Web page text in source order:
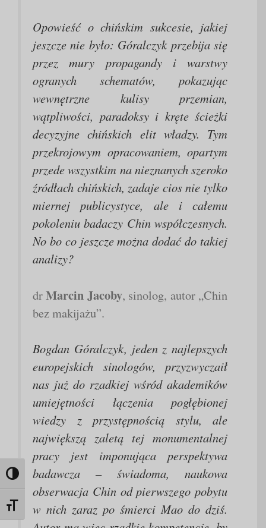
Toggle High Contrast
Toggle Font size
Opowieść o chińskim sukcesie, jakiej
jeszcze nie było: Góralczyk przebija się
przez mury propagandy i warstwy
ogranych schematów, pokazując
wewnętrzne kulisy przemian,
wątpliwości, paradoksy i kręte ścieżki
decyzyjne chińskich elit władzy. Tym
przekrojowym opracowaniem, opartym
przede wszystkim na nieznanych szeroko
źródłach chińskich, zadaje cios nie tylko
miernej publicystyce, ale i całemu
pokoleniu badaczy Chin współczesnych.
No bo co jeszcze można dodać do takiej
analizy?
drMarcin Jacoby, sinolog, autor „Chin
bez makijażu”.
Bogdan Góralczyk, jeden z najlepszych
europejskich sinologów, przyzwyczaił
nas już do rzadkiej wśród akademików
umiejętności łączenia pogłębionej
wiedzy z przystępnością stylu, ale
największą zaletą tej monumentalnej
pracy jest imponująca perspektywa
badawcza – świadoma, naukowa
obserwacja Chin od pierwszego pobytu
w nich zaraz po śmierci Mao do dziś.